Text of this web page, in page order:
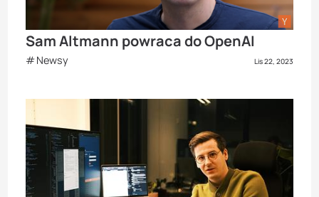
Sam Altmann powraca do OpenAI
Newsy Lis 22, 2023